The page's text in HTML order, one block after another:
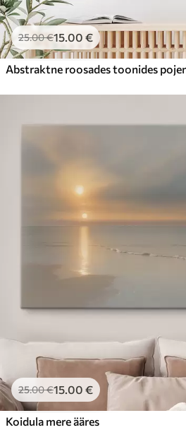
25.00€15.00 €
25.00€15.00 €
Koidula mere ääres